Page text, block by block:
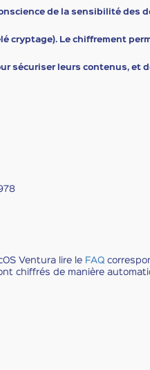
de la sensibilité des
cryptage). Le chiffrement
sécuriser leurs contenus, et
Ventura lire le FAQ
chiffrés de manière